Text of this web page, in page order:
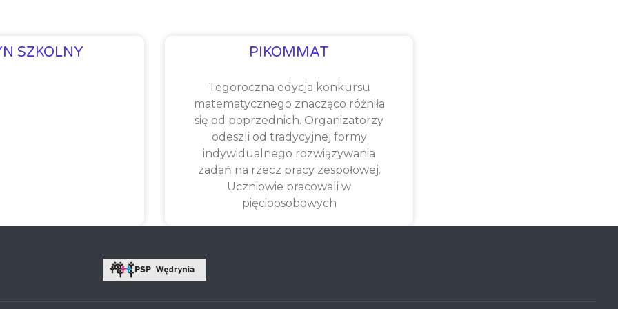
SZKOLNY PIKOMMAT
Tegoroczna edycja konkursu
matematycznego znacząco różniła
się od poprzednich. Organizatorzy
odeszli od tradycyjnej formy
indywidualnego rozwiązywania
zadań na rzecz pracy zespołowej.
Uczniowie pracowali w
pięcioosobowych